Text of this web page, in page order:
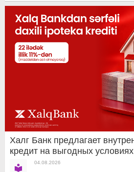
Халг Банк предлагает
кредит на выгодных условиях
04.08.2026